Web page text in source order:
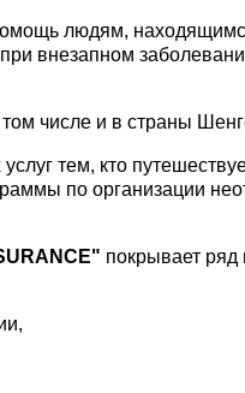
людям,
внезапном
числе и в страны
тем, кто
по организации
покрывает ряд